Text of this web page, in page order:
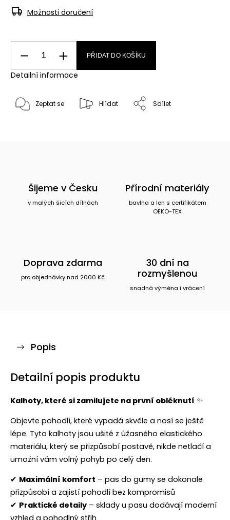
Možnosti doručení
PŘIDAT DO KOŠÍKU
Detailní informace
Zeptat se Hlídat Sdílet
Šijeme v Česku
v malých šicích dílnách
Přírodní materiály
bavlna a len s certifikátem
OEKO-TEX
Doprava zdarma
pro objednávky nad 2000 Kč
30 dní na
rozmyšlenou
snadná výměna i vrácení
Popis
Detailní popis produktu
Kalhoty, které si zamilujete na první obléknutí ✨
Objevte pohodlí, které vypadá skvěle a nosí se ještě
lépe. Tyto kalhoty jsou ušité z úžasného elastického
materiálu, který se přizpůsobí postavě, nikde netlačí a
umožní vám volný pohyb po celý den.
✔ Maximální komfort – pas do gumy se dokonale
přizpůsobí a zajistí pohodlí bez kompromisů
✔ Praktické detaily – sklady u pasu dodávají moderní
vzhled a pohodlný střih